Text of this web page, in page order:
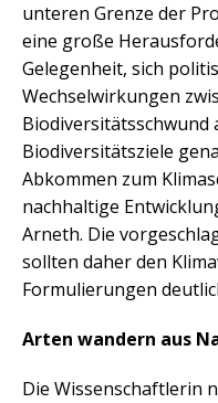
unteren Grenze der
eine große
Gelegenheit, sich
Wechselwirkungen
Biodiversitätsschwund
Biodiversitätsziele
Abkommen zum
nachhaltige
Arneth. Die
sollten daher den
Formulierungen
Arten wandern aus
Die Wissenschaftlerin